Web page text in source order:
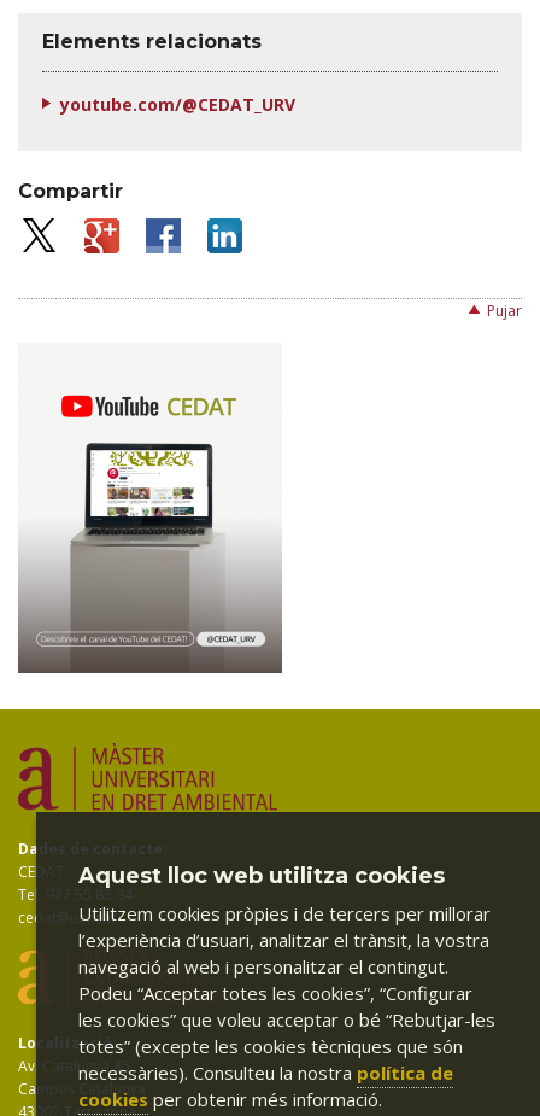
Elements relacionats
youtube.com/@CEDAT_URV
Compartir
Pujar
Dades de contacte:
CEDAT
Tel: 977 55 83 94
cedat@urv.cat
Localització:
Av. Catalunya 35
Campus Catalunya
Aquest lloc web utilitza cookies
Utilitzem cookies pròpies i de tercers per millorar
l’experiència d’usuari, analitzar el trànsit, la vostra
navegació al web i personalitzar el contingut.
Podeu “Acceptar totes les cookies”, “Configurar
les cookies” que voleu acceptar o bé “Rebutjar-les
totes” (excepte les cookies tècniques que són
necessàries). Consulteu la nostra política de
cookies per obtenir més informació.